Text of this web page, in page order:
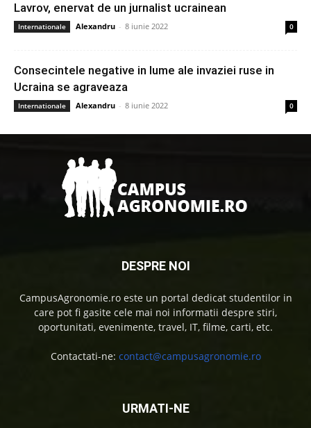
Lavrov, enervat de un jurnalist ucrainean
Internationale Alexandru - 8 iunie 2022 0
Consecintele negative in lume ale invaziei ruse in
Ucraina se agraveaza
Internationale Alexandru - 8 iunie 2022 0
DESPRE NOI
CampusAgronomie.ro este un portal dedicat studentilor in
care pot fi gasite cele mai noi informatii despre stiri,
oportunitati, evenimente, travel, IT, filme, carti, etc.
Contactati-ne: contact@campusagronomie.ro
URMATI-NE